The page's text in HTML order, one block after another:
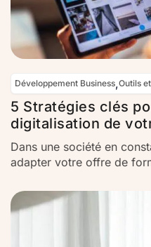
Développement Business,Outils
5 Stratégies clés
digitalisation de
Dans une société en
adapter votre offre de
formation en entreprise à
révolution numérique
savoir est transmis et
digitalisation dans l’ère